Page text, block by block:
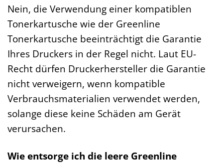
Nein, die Verwendung einer kompatiblen
Tonerkartusche wie der Greenline
Tonerkartusche beeinträchtigt die Garantie
Ihres Druckers in der Regel nicht. Laut EU-
Recht dürfen Druckerhersteller die Garantie
nicht verweigern, wenn kompatible
Verbrauchsmaterialien verwendet werden,
solange diese keine Schäden am Gerät
verursachen.
Wie entsorge ich die leere Greenline